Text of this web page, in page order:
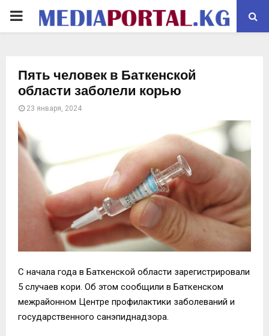
PRIMARY
Пять человек в Баткенской
области заболели корью
23 января, 2024
С начала года в Баткенской области зарегистрировали
5 случаев кори. Об этом сообщили в Баткенском
межрайонном Центре профилактики заболеваний и
государственного санэпиднадзора.